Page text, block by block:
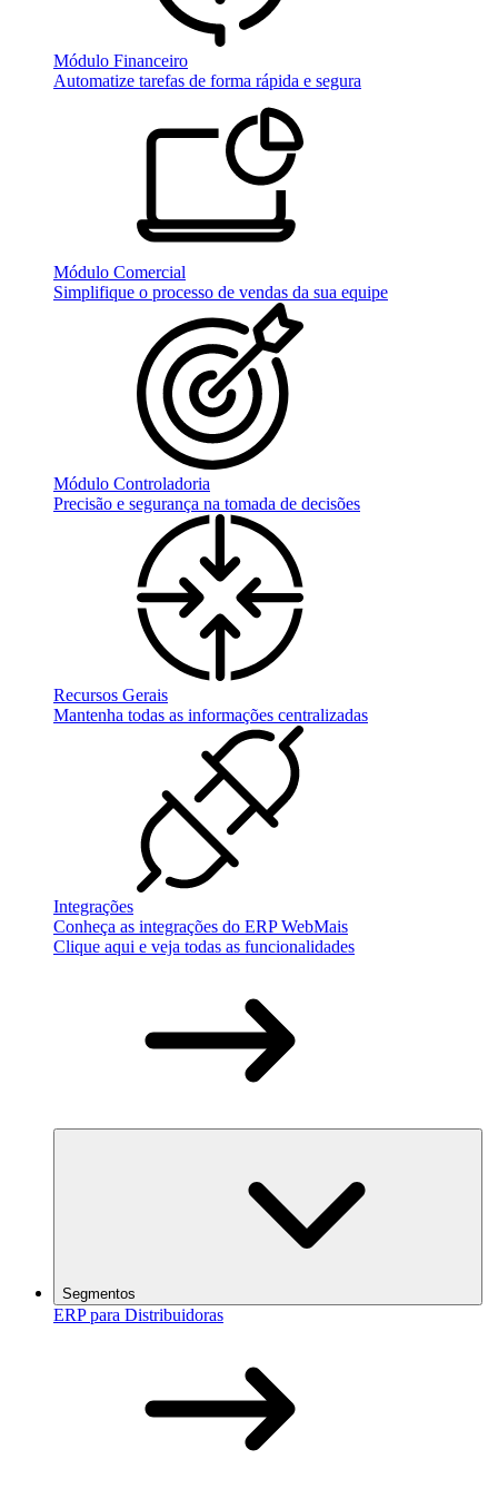
Módulo Financeiro
Automatize tarefas de forma rápida e segura
Módulo Comercial
Simplifique o processo de vendas da sua equipe
Módulo Controladoria
Precisão e segurança na tomada de decisões
Recursos Gerais
Mantenha todas as informações centralizadas
Integrações
Conheça as integrações do ERP WebMais
Clique aqui e veja todas as funcionalidades
Segmentos
ERP para Distribuidoras